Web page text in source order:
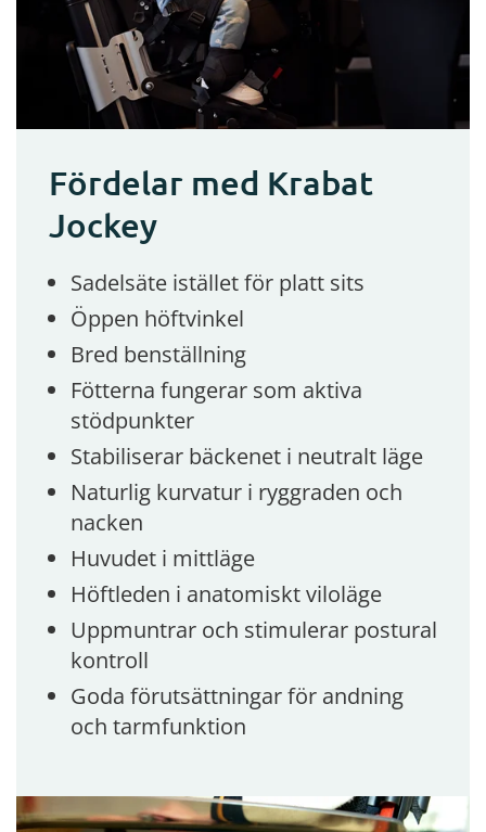
Fördelar med Krabat
Jockey
Sadelsäte istället för platt sits
Öppen höftvinkel
Bred benställning
Fötterna fungerar som aktiva
stödpunkter
Stabiliserar bäckenet i neutralt läge
Naturlig kurvatur i ryggraden och
nacken
Huvudet i mittläge
Höftleden i anatomiskt viloläge
Uppmuntrar och stimulerar postural
kontroll
Goda förutsättningar för andning
och tarmfunktion